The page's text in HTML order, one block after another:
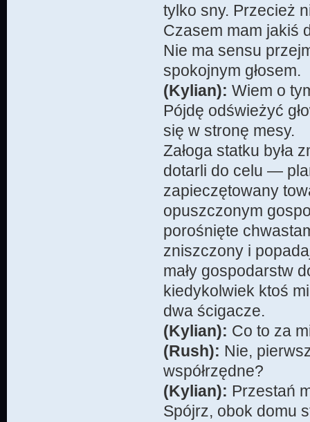
tylko sny. Przecież
Czasem mam jakiś
Nie ma sensu
spokojnym głosem.
(Kylian): Wiem o
Pójdę odświeżyć
się w stronę mesy.
Załoga statku była
dotarli do celu —
zapieczętowany
opuszczonym
porośnięte
zniszczony i
mały gospodarstw
kiedykolwiek ktoś
dwa ścigacze.
(Kylian): Co to za
(Rush): Nie,
współrzędne?
(Kylian): Przestań
Spójrz, obok domu